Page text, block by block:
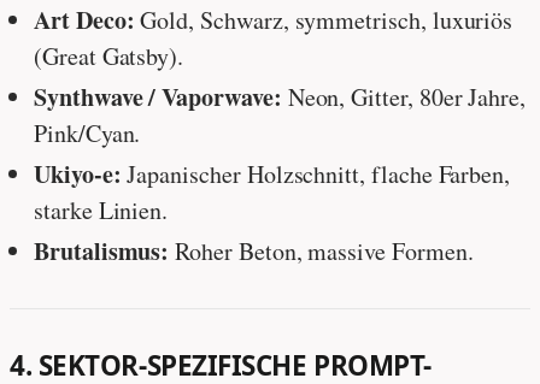
Art Deco: Gold, Schwarz, symmetrisch, luxuriös
(Great Gatsby).
Synthwave / Vaporwave: Neon, Gitter, 80er Jahre,
Pink/Cyan.
Ukiyo-e: Japanischer Holzschnitt, flache Farben,
starke Linien.
Brutalismus: Roher Beton, massive Formen.
4. SEKTOR-SPEZIFISCHE PROMPT-